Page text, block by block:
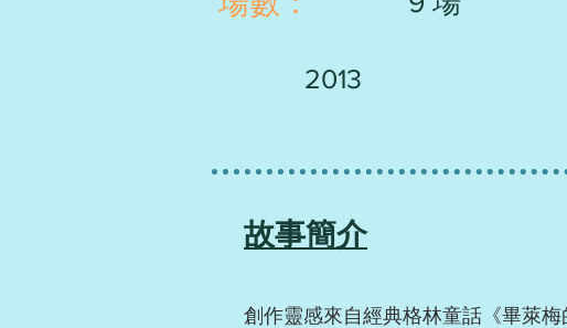
2013
故事簡介
創作靈感來自經典格林童話《畢萊